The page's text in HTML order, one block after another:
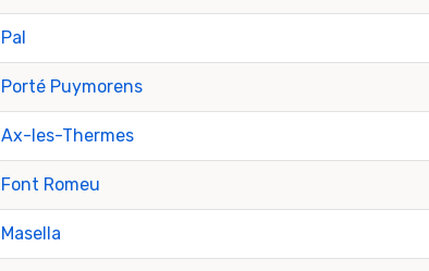
Pal
Porté Puymorens
Ax-les-Thermes
Font Romeu
Masella